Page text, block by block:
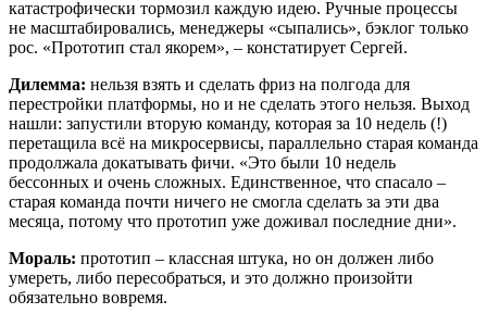
катастрофически тормозил каждую идею. Ручные процессы
не масштабировались, менеджеры «сыпались», бэклог только
рос. «Прототип стал якорем», – констатирует Сергей.
Дилемма: нельзя взять и сделать фриз на полгода для
перестройки платформы, но и не сделать этого нельзя. Выход
нашли: запустили вторую команду, которая за 10 недель (!)
перетащила всё на микросервисы, параллельно старая команда
продолжала докатывать фичи. «Это были 10 недель
бессонных и очень сложных. Единственное, что спасало –
старая команда почти ничего не смогла сделать за эти два
месяца, потому что прототип уже доживал последние дни».
Мораль: прототип – классная штука, но он должен либо
умереть, либо пересобраться, и это должно произойти
обязательно вовремя.